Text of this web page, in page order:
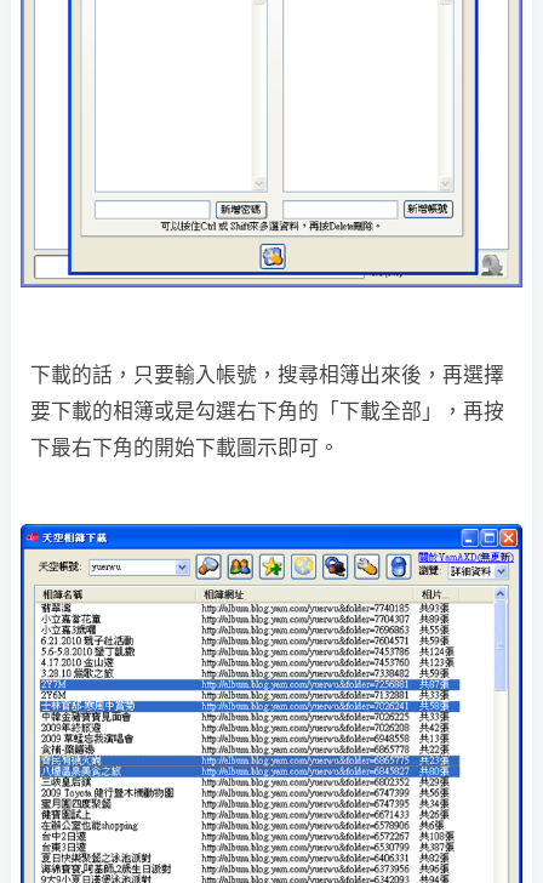
下載的話，只要輸入帳號，搜尋相簿出來後，再選擇
要下載的相簿或是勾選右下角的「下載全部」，再按
下最右下角的開始下載圖示即可。